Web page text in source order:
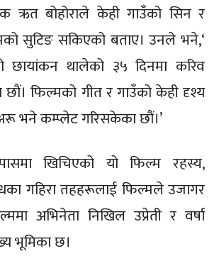
ऋत बोहोराले केही गाउँको सिन र
सुटिङ सकिएको बताए। उनले भने,‘
छायांकन थालेको ३५ दिनमा करिव
फिल्मको गीत र गाउँको केही दृश्य
भने कम्प्लेट गरिसकेका छाैं।’
खिचिएको यो फिल्म रहस्य,
गहिरा तहहरूलाई फिल्मले उजागर
अभिनेता निखिल उप्रेती र वर्षा
भूमिका छ।